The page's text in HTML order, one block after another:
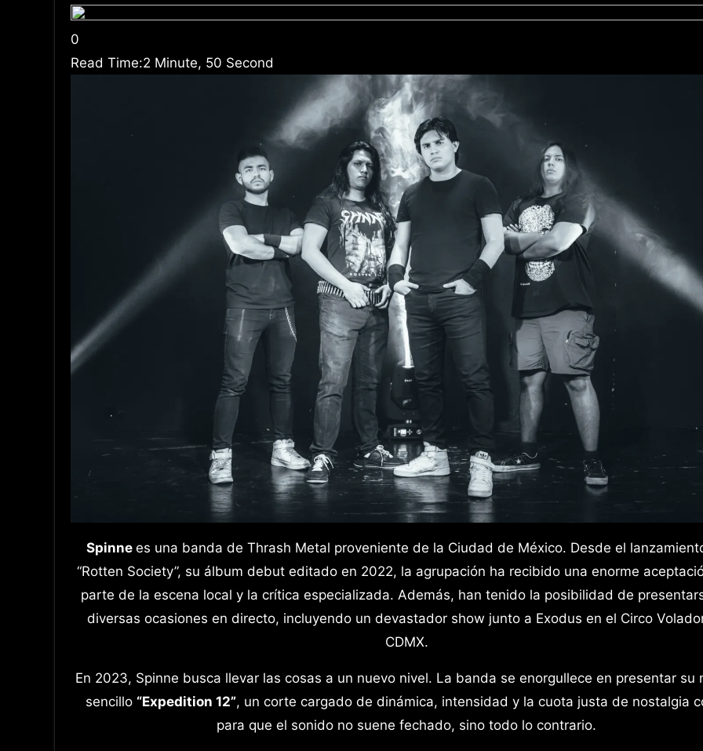
0
Read Time:2 Minute, 50 Second
Spinne es una banda de Thrash Metal proveniente de la Ciudad de México. Desde el
“Rotten Society”, su álbum debut editado en 2022, la agrupación ha recibido una enorme
parte de la escena local y la crítica especializada. Además, han tenido la posibilidad de
diversas ocasiones en directo, incluyendo un devastador show junto a Exodus en el Circo
CDMX.
En 2023, Spinne busca llevar las cosas a un nuevo nivel. La banda se enorgullece en presentar su
sencillo “Expedition 12”, un corte cargado de dinámica, intensidad y la cuota justa de nostalgia
para que el sonido no suene fechado, sino todo lo contrario.